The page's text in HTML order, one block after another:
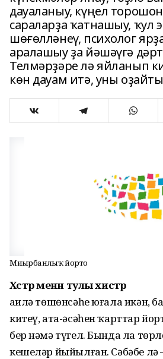
дауаланыу, күңел
сараларҙа ҡатнашыу, ҡул
шөғөлләнеү, психолог
аралашыу ҙа йәшәүгә
Телмәрҙәре лә яйланып
көн дауам итә, уны
Миһырбанлыҡ йорто
Хәстәр менән тулы хистәр
Ғаилә төшөнсәһе юғала икән,
китеү, ата-әсәһен ҡарттар
бер нәмә түгел. Бында ла
кешеләр йыйылған. Сәбәбе лә